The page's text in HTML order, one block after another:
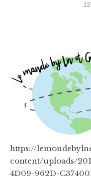
https://
content/uploads/
4D09-962D-